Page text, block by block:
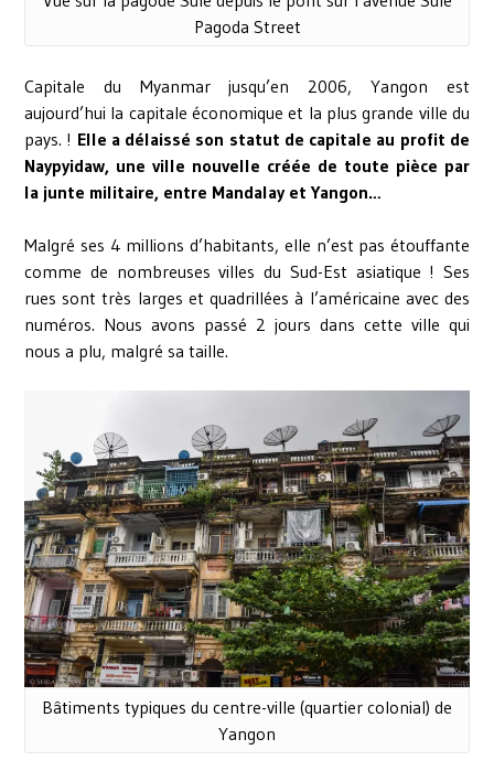
Pagoda Street
Capitale du Myanmar jusqu’en 2006, Yangon est
aujourd’hui la capitale économique et la plus grande ville du
pays. ! Elle a délaissé son statut de capitale au profit de
Naypyidaw, une ville nouvelle créée de toute pièce par
la junte militaire, entre Mandalay et Yangon…
Malgré ses 4 millions d’habitants, elle n’est pas étouffante
comme de nombreuses villes du Sud-Est asiatique ! Ses
rues sont très larges et quadrillées à l’américaine avec des
numéros. Nous avons passé 2 jours dans cette ville qui
nous a plu, malgré sa taille.
Bâtiments typiques du centre-ville (quartier colonial) de
Yangon